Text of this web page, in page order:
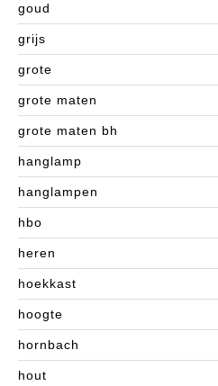
goud
grijs
grote
grote maten
grote maten bh
hanglamp
hanglampen
hbo
heren
hoekkast
hoogte
hornbach
hout